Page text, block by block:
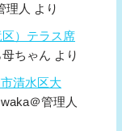
理人 より
区）テラス席
ちゃん より
清水区大
waka＠管理人